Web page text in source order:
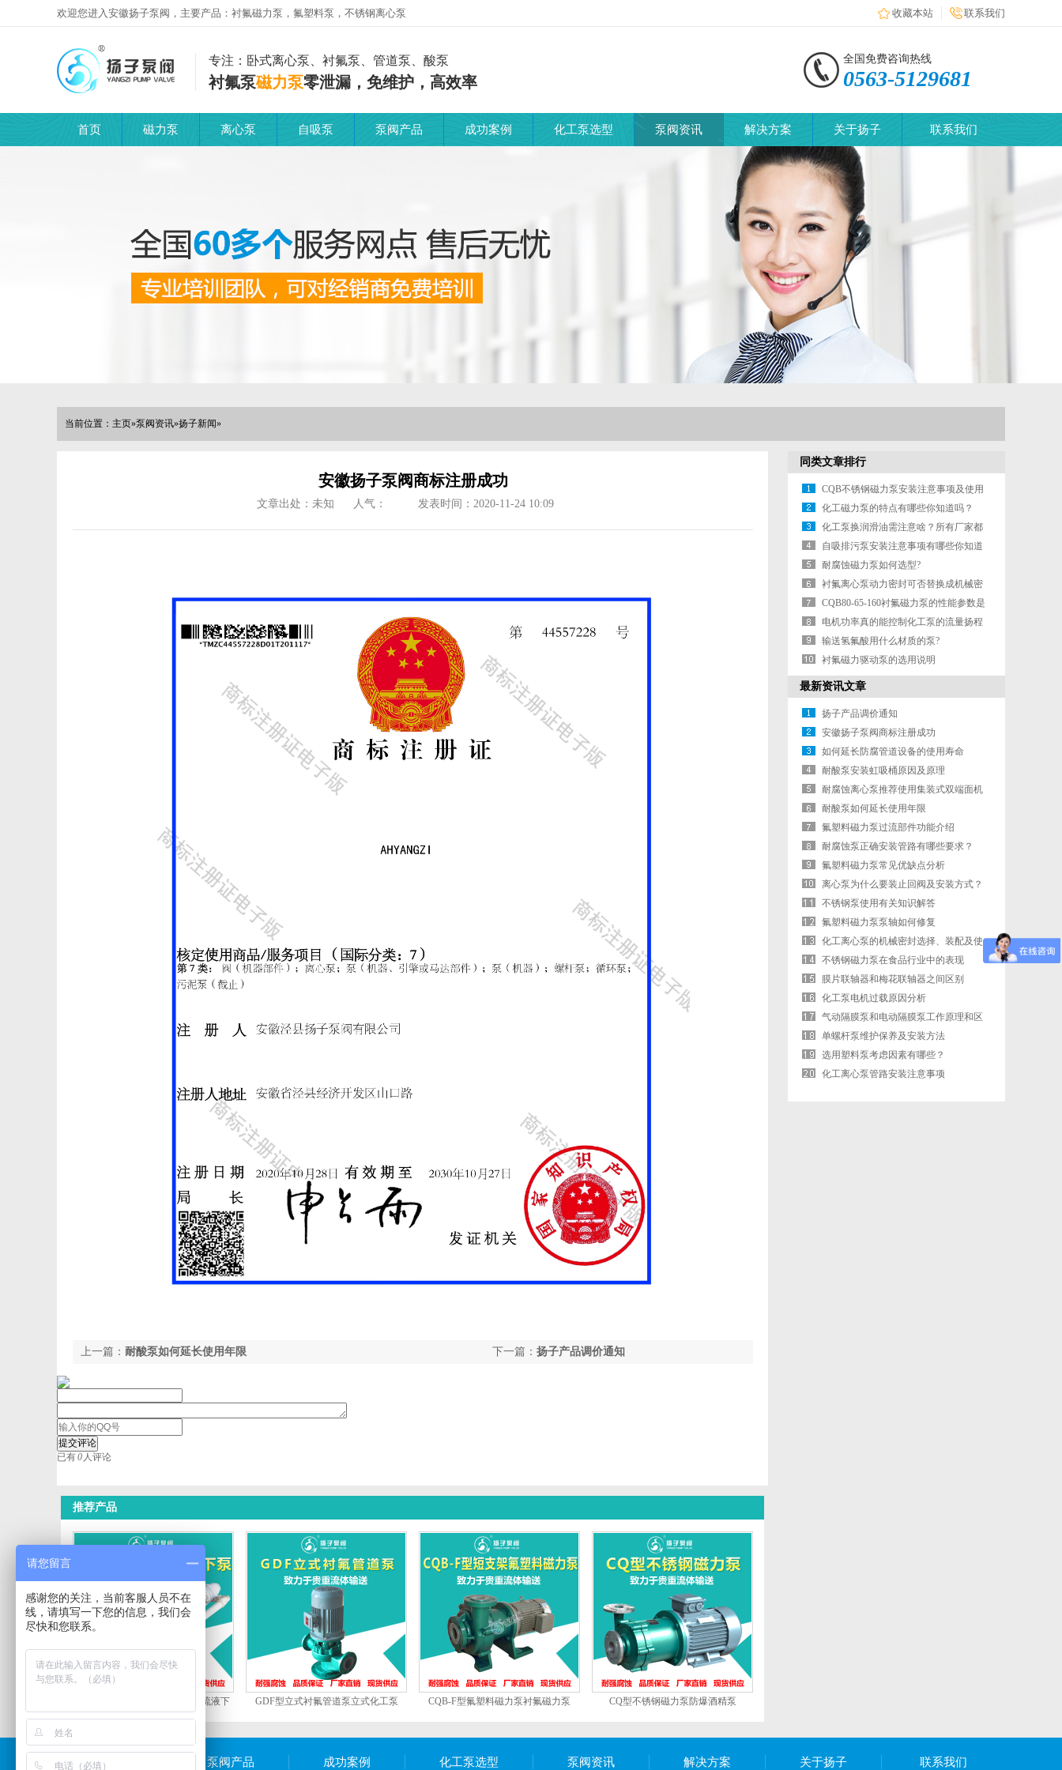
欢迎您进入安徽扬子泵阀，主要产品： 衬氟磁力泵 ， 氟塑料泵 ， 不锈钢离心泵 收藏本站 联系我们
专注：卧式离心泵、衬氟泵、管道泵、酸泵
衬氟泵磁力泵零泄漏，免维护，高效率
全国免费咨询热线
0563-5129681
首页 磁力泵 离心泵 自吸泵 泵阀产品 成功案例 化工泵选型 泵阀资讯 解决方案 关于扬子 联系我们
当前位置： 主页»泵阀资讯»扬子新闻»
安徽扬子泵阀商标注册成功
文章出处：未知 人气： 发表时间：2020-11-24 10:09
下一篇： 扬子产品调价通知
上一篇： 耐酸泵如何延长使用年限
已有0人评论
推荐产品
FYH型耐腐耐磨塑料液下泵脱硫液下
泵
GDF型立式衬氟管道泵立式化工泵 CQB-F型氟塑料磁力泵衬氟磁力泵 CQ型不锈钢磁力泵防爆酒精泵
同类文章排行
CQB不锈钢磁力泵安装注意事项及使用
条件
化工磁力泵的特点有哪些你知道吗？
化工泵换润滑油需注意啥？所有厂家都
一样吗？
自吸排污泵安装注意事项有哪些你知道
吗？
耐腐蚀磁力泵如何选型?
衬氟离心泵动力密封可否替换成机械密
封无需冷
CQB80-65-160衬氟磁力泵的性能参数是
多少？
电机功率真的能控制化工泵的流量扬程
大小吗？
输送氢氟酸用什么材质的泵?
衬氟磁力驱动泵的选用说明
最新资讯文章
扬子产品调价通知
安徽扬子泵阀商标注册成功
如何延长防腐管道设备的使用寿命
耐酸泵安装虹吸桶原因及原理
耐腐蚀离心泵推荐使用集装式双端面机
封
耐酸泵如何延长使用年限
氟塑料磁力泵过流部件功能介绍
耐腐蚀泵正确安装管路有哪些要求？
氟塑料磁力泵常见优缺点分析
离心泵为什么要装止回阀及安装方式？
不锈钢泵使用有关知识解答
氟塑料磁力泵泵轴如何修复
化工离心泵的机械密封选择、装配及使
用
不锈钢磁力泵在食品行业中的表现
膜片联轴器和梅花联轴器之间区别
化工泵电机过载原因分析
气动隔膜泵和电动隔膜泵工作原理和区
别
单螺杆泵维护保养及安装方法
选用塑料泵考虑因素有哪些？
化工离心泵管路安装注意事项
网站首页 泵阀产品 成功案例 化工泵选型 泵阀资讯 解决方案 关于扬子 联系我们
请您留言
感谢您的关注，当前客服人员不在
线，请填写一下您的信息，我们会
尽快和您联系。